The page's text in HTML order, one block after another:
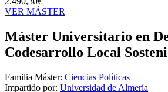
VER MÁSTER
Máster Universitario en
Codesarrollo Local
Familia Máster: Ciencias Políticas
Impartido por: Universidad de Almería